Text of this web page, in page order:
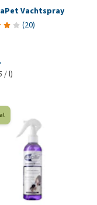
Vachtspray
(20)
/ l)